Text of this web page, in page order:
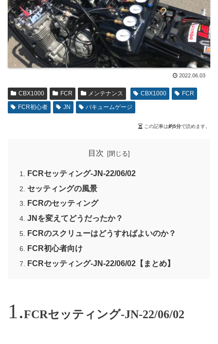
2022.06.03
CBX1000 FCR メンテナンス CBX1000
FCR
FCR初心者
JN バキュームゲージ
この記事は約5分で読めます。
目次
FCRセッティング-JN-22/06/02
セッティングの風景
FCRのセッティング
JNを変えてどうだったか？
FCRのスクリューはどうすればよいのか？
FCR初心者向け
FCRセッティング-JN-22/06/02【まとめ】
FCRセッティング-JN-22/06/02